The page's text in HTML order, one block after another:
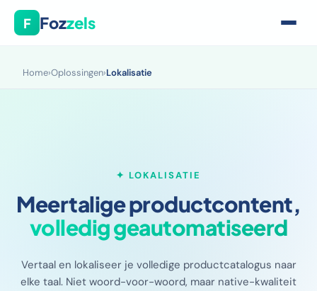
F Fozzels
Home›Oplossingen›Lokalisatie
✦ LOKALISATIE
Meertalige productcontent,
volledig geautomatiseerd
Vertaal en lokaliseer je volledige productcatalogus naar
elke taal. Niet woord-voor-woord, maar native-kwaliteit